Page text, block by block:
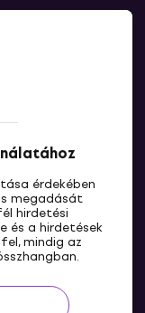
érdekében
megadását
hirdetési
és a hirdetések
mindig az